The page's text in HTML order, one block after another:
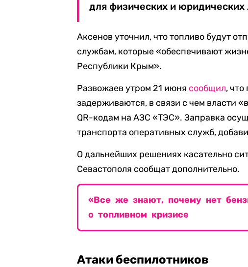
для физических и юридических
Аксенов уточнил, что топливо будут
службам, которые «обеспечивают
Республики Крым».
Развожаев утром 21 июня сообщил, что
задерживаются, в связи с чем власти
QR-кодам на АЗС «ТЭС». Заправка
транспорта оперативных служб,
О дальнейших решениях касательно
Севастополя сообщат дополнительно.
«Все же знают, почему нет
о топливном кризисе
Атаки беспилотников